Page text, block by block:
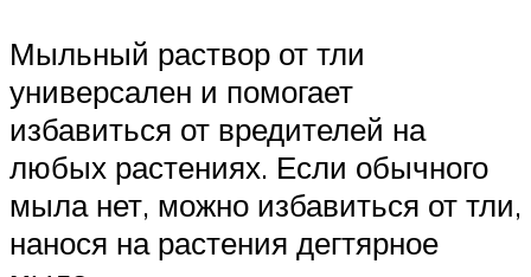
Мыльный раствор от тли
универсален и помогает
избавиться от вредителей на
любых растениях. Если обычного
мыла нет, можно избавиться от тли,
нанося на растения дегтярное